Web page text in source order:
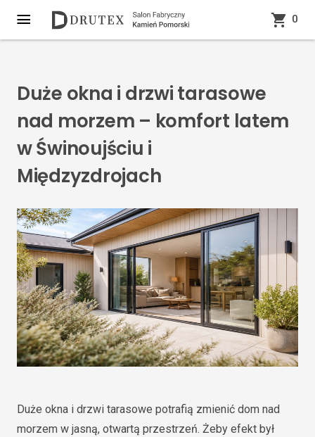
0
Duże okna i drzwi tarasowe
nad morzem – komfort latem
w Świnoujściu i
Międzyzdrojach
Duże okna i drzwi tarasowe potrafią zmienić dom nad
morzem w jasną, otwartą przestrzeń. Żeby efekt był